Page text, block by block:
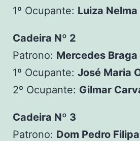
1º Ocupante: Luiza
Cadeira Nº 2
Patrono: Mercedes Braga
1º Ocupante: José Maria
2º Ocupante: Gilmar
Cadeira Nº 3
Patrono: Dom Pedro